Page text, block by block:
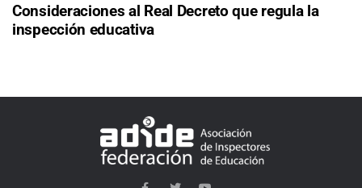
Consideraciones al Real Decreto que regula la
inspección educativa